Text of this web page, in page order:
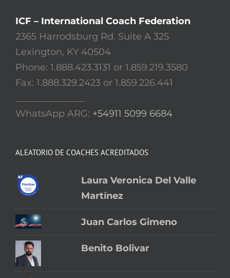
ICF – International Coach Federation
2365 Harrodsburg Rd. Suite A 325
Lexington, KY 40504
Phone: 1.888.423.3131 or 1.859.219.3580
Fax: 1.888.329.2423 or 1.859.226.441
WhatsApp ARG: +54911 5099 6684
ALEATORIO DE COACHES ACREDITADOS
Laura Veronica Del Valle
Martínez
Juan Carlos Gimeno
Benito Bolivar